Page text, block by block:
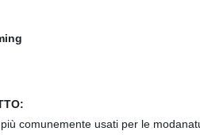
comunemente usati per le